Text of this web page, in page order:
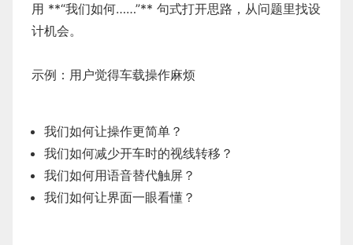
用 **“我们如何……”** 句式打开思路，从问题里找设
计机会。
示例：用户觉得车载操作麻烦
我们如何让操作更简单？
我们如何减少开车时的视线转移？
我们如何用语音替代触屏？
我们如何让界面一眼看懂？